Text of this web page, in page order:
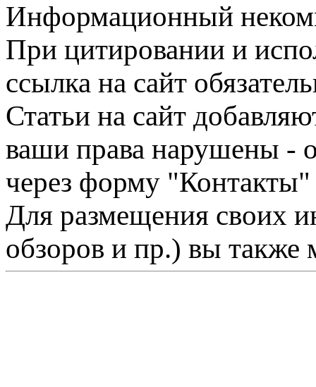
Информационный
При цитировании и
ссылка на сайт
Статьи на сайт
ваши права нарушены -
через форму "Контакты"
Для размещения своих
обзоров и пр.) вы также